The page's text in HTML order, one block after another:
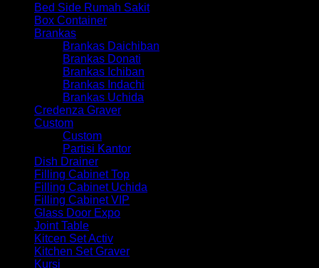
Bed Side Rumah Sakit
Box Container
Brankas
Brankas Daichiban
Brankas Donati
Brankas Ichiban
Brankas Indachi
Brankas Uchida
Credenza Graver
Custom
Custom
Partisi Kantor
Dish Drainer
Filling Cabinet Top
Filling Cabinet Uchida
Filling Cabinet VIP
Glass Door Expo
Joint Table
Kitcen Set Activ
Kitchen Set Graver
Kursi